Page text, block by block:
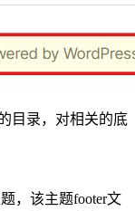
目录，对相关的底
，该主题footer文